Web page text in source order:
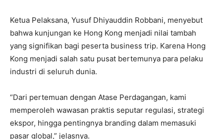
Ketua Pelaksana, Yusuf Dhiyauddin Robbani, menyebut
bahwa kunjungan ke Hong Kong menjadi nilai tambah
yang signifikan bagi peserta business trip. Karena Hong
Kong menjadi salah satu pusat bertemunya para pelaku
industri di seluruh dunia.
“Dari pertemuan dengan Atase Perdagangan, kami
memperoleh wawasan praktis seputar regulasi, strategi
ekspor, hingga pentingnya branding dalam memasuki
pasar global,” jelasnya.